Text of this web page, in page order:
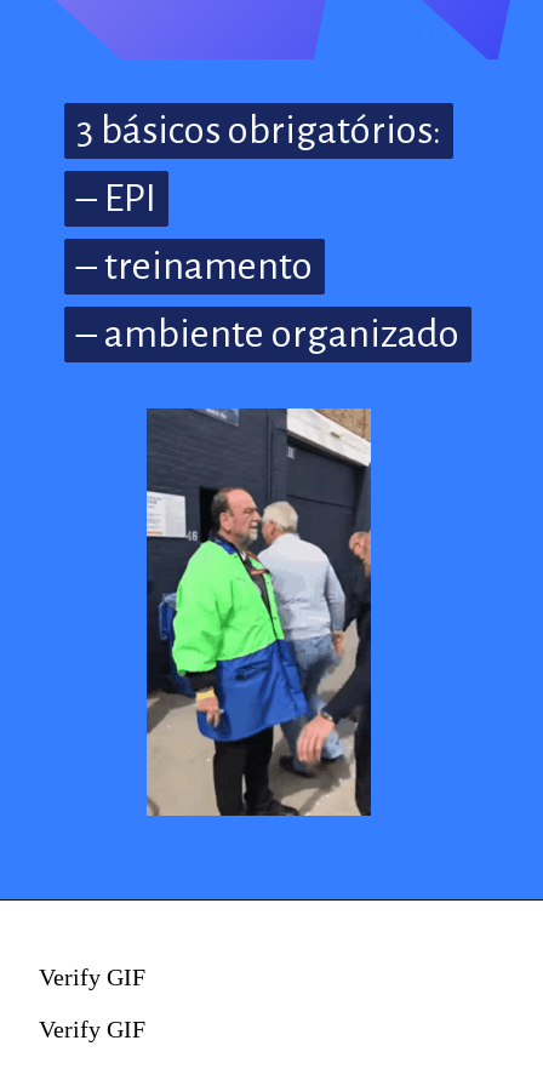
3 básicos obrigatórios:
– EPI
– treinamento
– ambiente organizado
3 básicos obrigatórios:
– EPI
– treinamento
– ambiente organizado
Verify GIF
Verify GIF